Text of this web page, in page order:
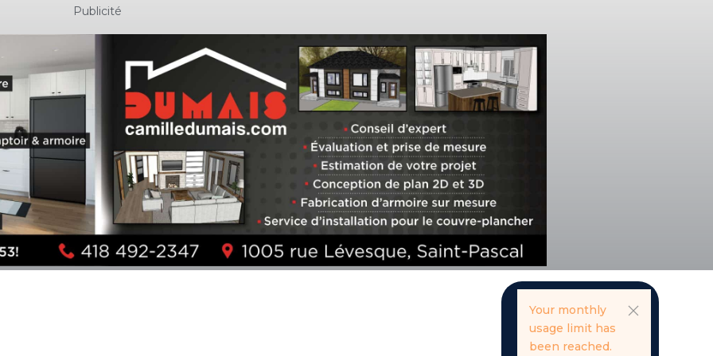
Publicité
Your monthly
usage limit has
been reached.